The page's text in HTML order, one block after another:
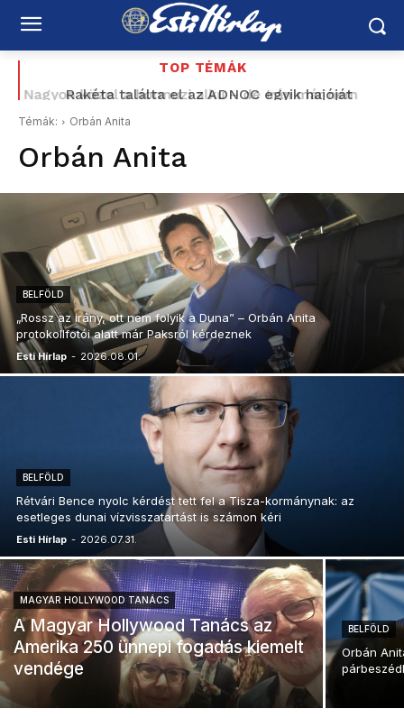
TOP TÉMÁK
Rakéta találta el az ADNOC egyik hajóját
Hormuzban – az Emirátusok Iránt vádolja
Témák: Orbán Anita
Orbán Anita
BELFÖLD
„Rossz az irány, ott nem folyik a Duna” – Orbán Anita
protokollfotói alatt már Paksról kérdeznek
Esti Hírlap - 2026.08.01.
BELFÖLD
Rétvári Bence nyolc kérdést tett fel a Tisza-kormánynak: az
esetleges dunai vízvisszatartást is számon kéri
Esti Hírlap - 2026.07.31.
MAGYAR HOLLYWOOD TANÁCS
A Magyar Hollywood Tanács az
Amerika 250 ünnepi fogadás kiemelt
vendége
BELFÖLD
Orbán